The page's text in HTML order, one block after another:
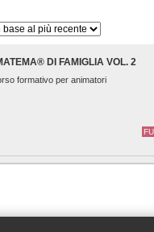
DI FAMIGLIA VOL. 2
formativo per animatori